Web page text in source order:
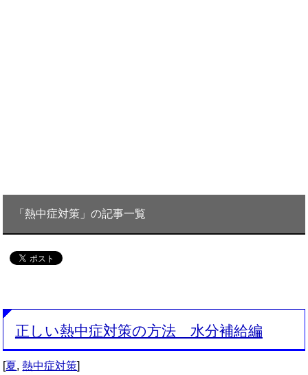
「熱中症対策」の記事一覧
正しい熱中症対策の方法 水分補給編
[夏,熱中症対策]